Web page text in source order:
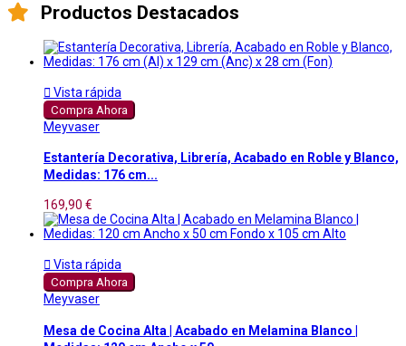
Productos Destacados
 Vista rápida
Compra Ahora
Meyvaser
Estantería Decorativa, Librería, Acabado en Roble y Blanco,
Medidas: 176 cm...
169,90 €
 Vista rápida
Compra Ahora
Meyvaser
Mesa de Cocina Alta | Acabado en Melamina Blanco |